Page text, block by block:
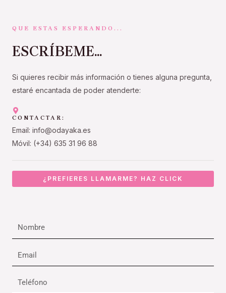
QUE ESTAS ESPERANDO...
ESCRÍBEME...
Si quieres recibir más información o tienes alguna pregunta,
estaré encantada de poder atenderte:
CONTACTAR:
Email: info@odayaka.es
Móvil: (+34) 635 31 96 88
¿PREFIERES LLAMARME? HAZ CLICK
Nombre
Email
Teléfono